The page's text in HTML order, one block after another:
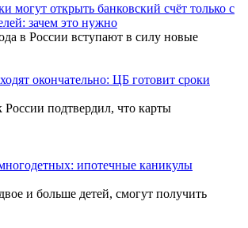
могут открыть банковский счёт только с
зачем это нужно
в России вступают в силу новые
окончательно: ЦБ готовит сроки
подтвердил, что карты
ипотечные каникулы
и больше детей, смогут получить